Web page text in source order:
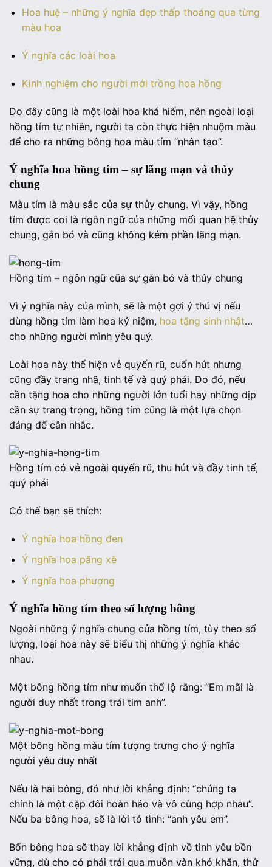
Hoa huệ – những ý nghĩa đẹp thấp thoáng qua từng
màu hoa
Ý nghĩa các loài hoa
Kinh nghiệm cho người mới trồng hoa hồng
Do đây cũng là một loài hoa khá hiếm, nên ngoài loại
hồng tím tự nhiên, người ta còn thực hiện nhuộm màu
để cho ra những bông hoa màu tím “nhân tạo”.
Ý nghĩa hoa hồng tím – sự lãng mạn và thủy
chung
Màu tím là màu sắc của sự thủy chung. Vì vậy, hồng
tím được coi là ngôn ngữ của những mối quan hệ thủy
chung, gắn bó và cũng không kém phần lãng mạn.
Hồng tím – ngôn ngữ cũa sự gắn bó và thủy chung
Vì ý nghĩa này của mình, sẽ là một gợi ý thú vị nếu
dùng hồng tím làm hoa kỷ niệm, hoa tặng sinh nhật…
cho những người mình yêu quý.
Loài hoa này thể hiện vẻ quyến rũ, cuốn hút nhưng
cũng đầy trang nhã, tinh tế và quý phái. Do đó, nếu
cần tặng hoa cho những người lớn tuổi hay những dịp
cần sự trang trọng, hồng tím cũng là một lựa chọn
đáng để cân nhắc.
Hồng tím có vẻ ngoài quyến rũ, thu hút và đầy tinh tế,
quý phái
Có thể bạn sẽ thích:
Ý nghĩa hoa hồng đen
Ý nghĩa hoa păng xê
Ý nghĩa hoa phượng
Ý nghĩa hồng tím theo số lượng bông
Ngoài những ý nghĩa chung của hồng tím, tùy theo số
lượng, loại hoa này sẽ biểu thị những ý nghĩa khác
nhau.
Một bông hồng tím như muốn thổ lộ rằng: “Em mãi là
người duy nhất trong trái tim anh”.
Một bông hồng màu tím tượng trưng cho ý nghĩa
người yêu duy nhất
Nếu là hai bông, đó như lời khẳng định: “chúng ta
chính là một cặp đôi hoàn hảo và vô cùng hợp nhau”.
Nếu ba bông hoa, sẽ là lời tỏ tình: “anh yêu em”.
Bốn bông hoa sẽ thay lời khẳng định về tình yêu bền
vững, dù cho có phải trải qua muôn vàn khó khăn, thử